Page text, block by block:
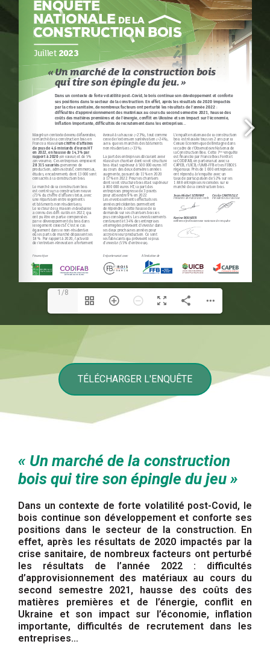
1/8
TÉLÉCHARGER L'ENQUÊTE
« Un marché de la construction
bois qui tire son épingle du jeu »
Dans un contexte de forte volatilité post-Covid, le
bois continue son développement et conforte ses
positions dans le secteur de la construction. En
effet, après les résultats de 2020 impactés par la
crise sanitaire, de nombreux facteurs ont perturbé
les résultats de l’année 2022 : difficultés
d’approvisionnement des matériaux au cours du
second semestre 2021, hausse des coûts des
matières premières et de l’énergie, conflit en
Ukraine et son impact sur l’économie, inflation
importante, difficultés de recrutement dans les
entreprises…